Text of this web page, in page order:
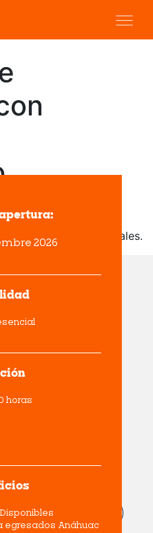
INGENIERÍA
con metodologías
resultados reales.
2026
horas
egresados Anáhuac
con tu
Déjanos tus
ideal para